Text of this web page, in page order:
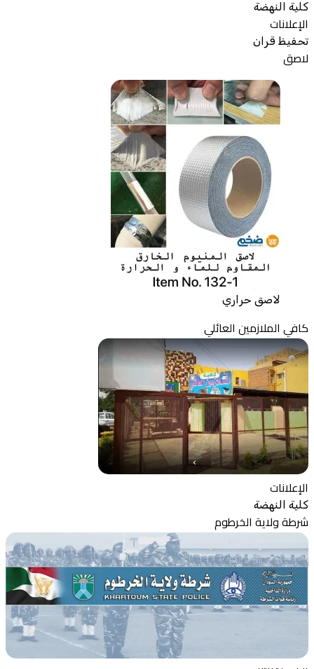
كلية النهضة
الإعلانات
تحفيظ قران
لاصق
لاصق حراري
كافي الملازمين العائلي
الإعلانات
كلية النهضة
شرطة ولاية الخرطوم